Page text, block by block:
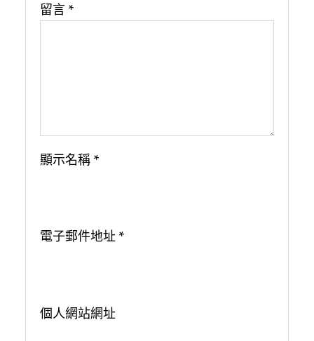
留言 *
顯示名稱 *
電子郵件地址 *
個人網站網址